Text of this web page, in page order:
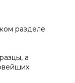
разделе
а